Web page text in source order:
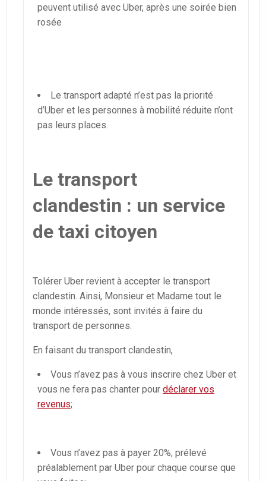
peuvent utilisé avec Uber, après une soirée bien
rosée
Le transport adapté n’est pas la priorité
d’Uber et les personnes à mobilité réduite n’ont
pas leurs places.
Le transport
clandestin : un service
de taxi citoyen
Tolérer Uber revient à accepter le transport
clandestin. Ainsi, Monsieur et Madame tout le
monde intéressés, sont invités à faire du
transport de personnes.
En faisant du transport clandestin,
Vous n’avez pas à vous inscrire chez Uber et
vous ne fera pas chanter pour déclarer vos
revenus;
Vous n’avez pas à payer 20%, prélevé
préalablement par Uber pour chaque course que